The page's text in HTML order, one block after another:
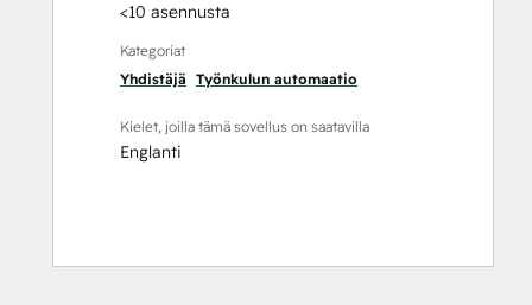
<10 asennusta
Kategoriat
Yhdistäjä Työnkulun automaatio
Kielet, joilla tämä sovellus on saatavilla
Englanti